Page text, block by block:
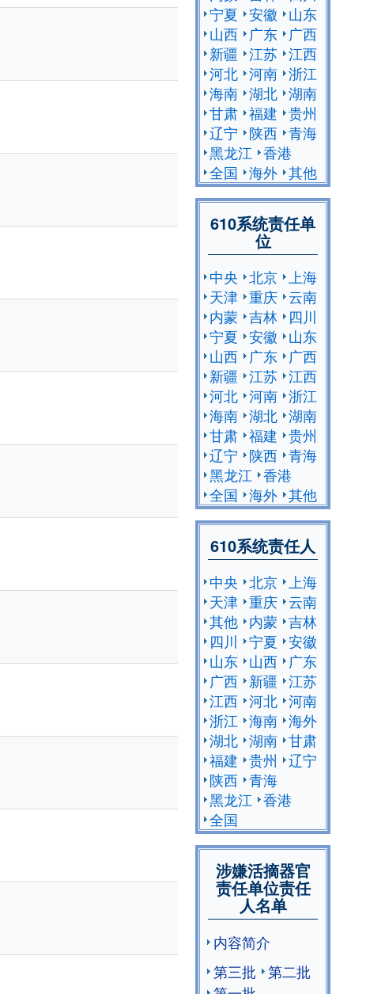
宁夏 安徽
山东
山西
广东
广西
新疆 江苏 江西
河北 河南 浙江
海南 湖北 湖南
甘肃 福建 贵州
辽宁
陕西 青海
黑龙江 香港
全国 海外 其他
610系统责任单
位
中央 北京
上海
天津 重庆 云南
内蒙 吉林
四川
宁夏 安徽
山东
山西
广东
广西
新疆 江苏 江西
河北 河南 浙江
海南 湖北 湖南
甘肃 福建 贵州
辽宁
陕西 青海
黑龙江 香港
全国 海外 其他
610系统责任人
中央 北京
上海
天津 重庆 云南
其他 内蒙 吉林
四川
宁夏 安徽
山东 山西
广东
广西 新疆 江苏
江西 河北 河南
浙江 海南 海外
湖北 湖南 甘肃
福建 贵州
辽宁
陕西 青海
黑龙江 香港
全国
涉嫌活摘器官
责任单位责任
人名单
内容简介
第三批
第二批